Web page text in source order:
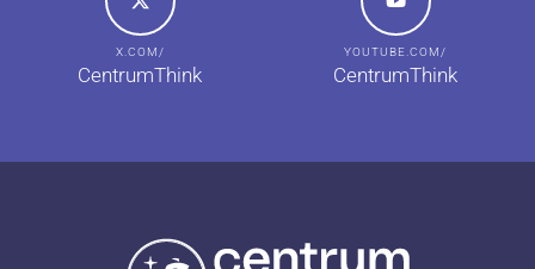
X.COM/
CentrumThink
YOUTUBE.COM/
CentrumThink